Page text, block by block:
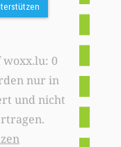
0
nur in
und nicht